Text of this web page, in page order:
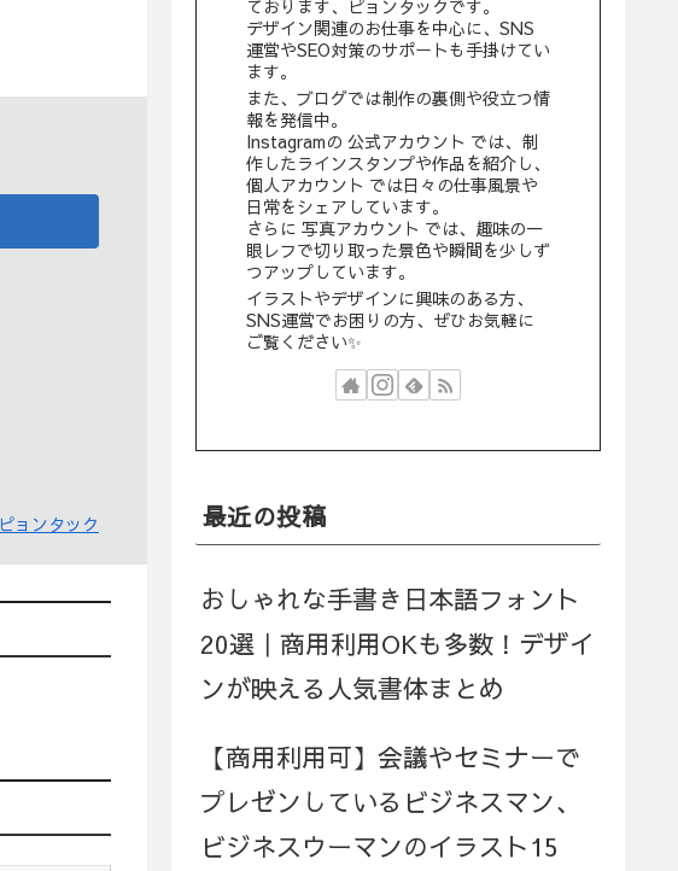
ピョンタック
ております、ピョンタックです。
デザイン関連のお仕事を中心に、SNS
運営やSEO対策のサポートも手掛けてい
ます。
また、ブログでは制作の裏側や役立つ情
報を発信中。
Instagramの 公式アカウント では、制
作したラインスタンプや作品を紹介し、
個人アカウント では日々の仕事風景や
日常をシェアしています。
さらに 写真アカウント では、趣味の一
眼レフで切り取った景色や瞬間を少しず
つアップしています。
イラストやデザインに興味のある方、
SNS運営でお困りの方、ぜひお気軽に
ご覧ください✨
最近の投稿
おしゃれな手書き日本語フォント
20選｜商用利用OKも多数！デザイ
ンが映える人気書体まとめ
【商用利用可】会議やセミナーで
プレゼンしているビジネスマン、
ビジネスウーマンのイラスト15